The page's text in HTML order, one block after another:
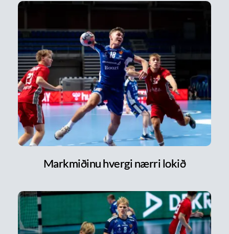
Markmiðinu hvergi nærri lokið